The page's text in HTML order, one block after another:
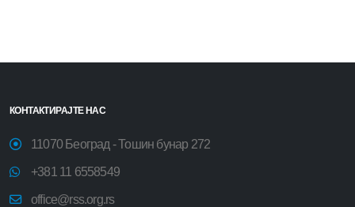
КОНТАКТИРАЈТЕ НАС
11070 Београд - Тошин бунар 272
+381 11 6558549
office@rss.org.rs